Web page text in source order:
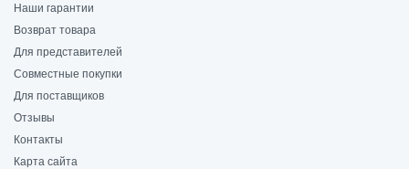
Наши гарантии
Возврат товара
Для представителей
Совместные покупки
Для поставщиков
Отзывы
Контакты
Карта сайта